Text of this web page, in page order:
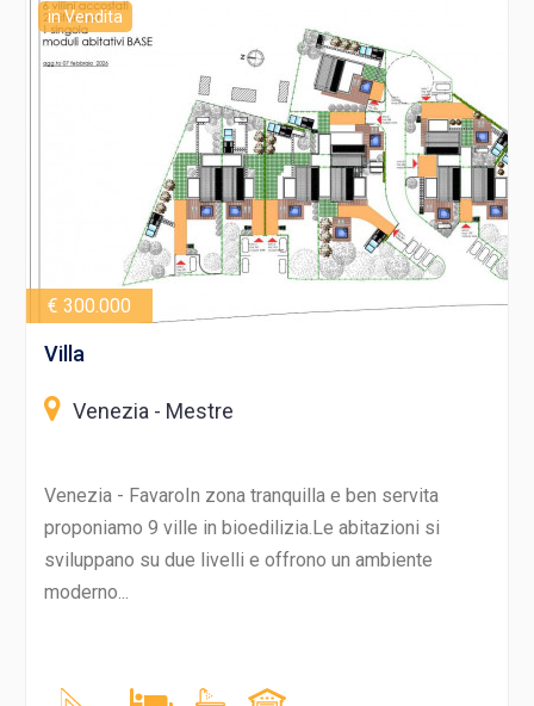
€ 300.000
in Vendita
Villa
Venezia - Mestre
Venezia - FavaroIn zona tranquilla e ben servita
proponiamo 9 ville in bioedilizia.Le abitazioni si
sviluppano su due livelli e offrono un ambiente
moderno...